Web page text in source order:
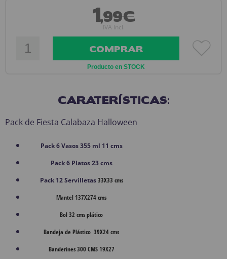
1,99€
IVA Incl.
COMPRAR
Producto en STOCK
CARATERÍSTICAS:
Pack de Fiesta Calabaza Halloween
Pack 6 Vasos 355 ml 11 cms
Pack 6 Platos 23 cms
Pack 12 Servilletas33X33 cms
Mantel 137X274 cms
Bol 32 cms plático
Bandeja de Plástico 39X24 cms
Banderines300 CMS 19X27